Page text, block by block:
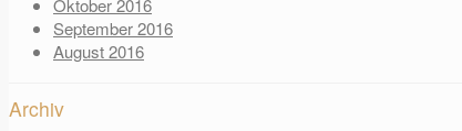
Oktober 2016
September 2016
August 2016
Archiv